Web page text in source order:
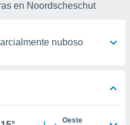
en Noordscheschut
nuboso
Oeste